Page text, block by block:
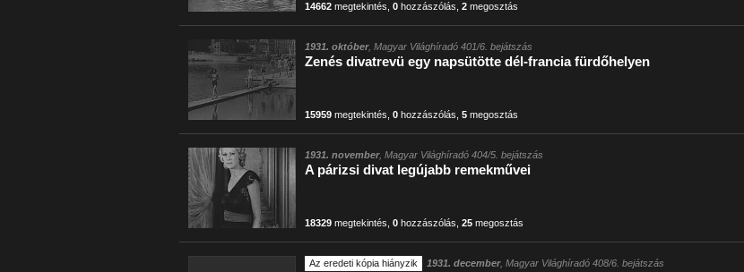
14662megtekintés 0hozzászólás 2megosztás
1931. október, Magyar Világhíradó 401/6. bejátszás
Zenés divatrevü egy napsütötte dél-francia fürdőhelyen
15959megtekintés 0hozzászólás 5megosztás
1931. november, Magyar Világhíradó 404/5. bejátszás
A párizsi divat legújabb remekművei
18329megtekintés 0hozzászólás 25megosztás
Az eredeti kópia hiányzik 1931. december, Magyar Világhíradó 408/6. bejátszás